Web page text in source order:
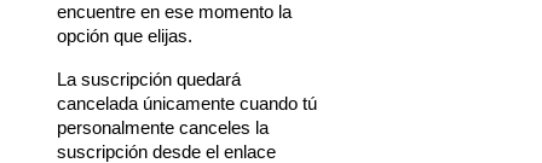
encuentre en ese momento la
opción que elijas.
La suscripción quedará
cancelada únicamente cuando tú
personalmente canceles la
suscripción desde el enlace